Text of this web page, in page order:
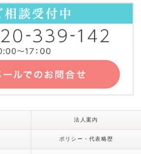
法人案内
ポリシー・代表略歴